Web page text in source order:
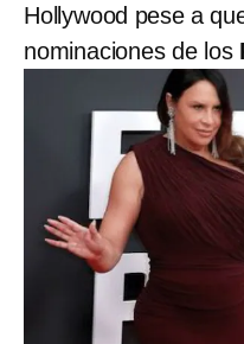
Hollywood pese a
nominaciones de los